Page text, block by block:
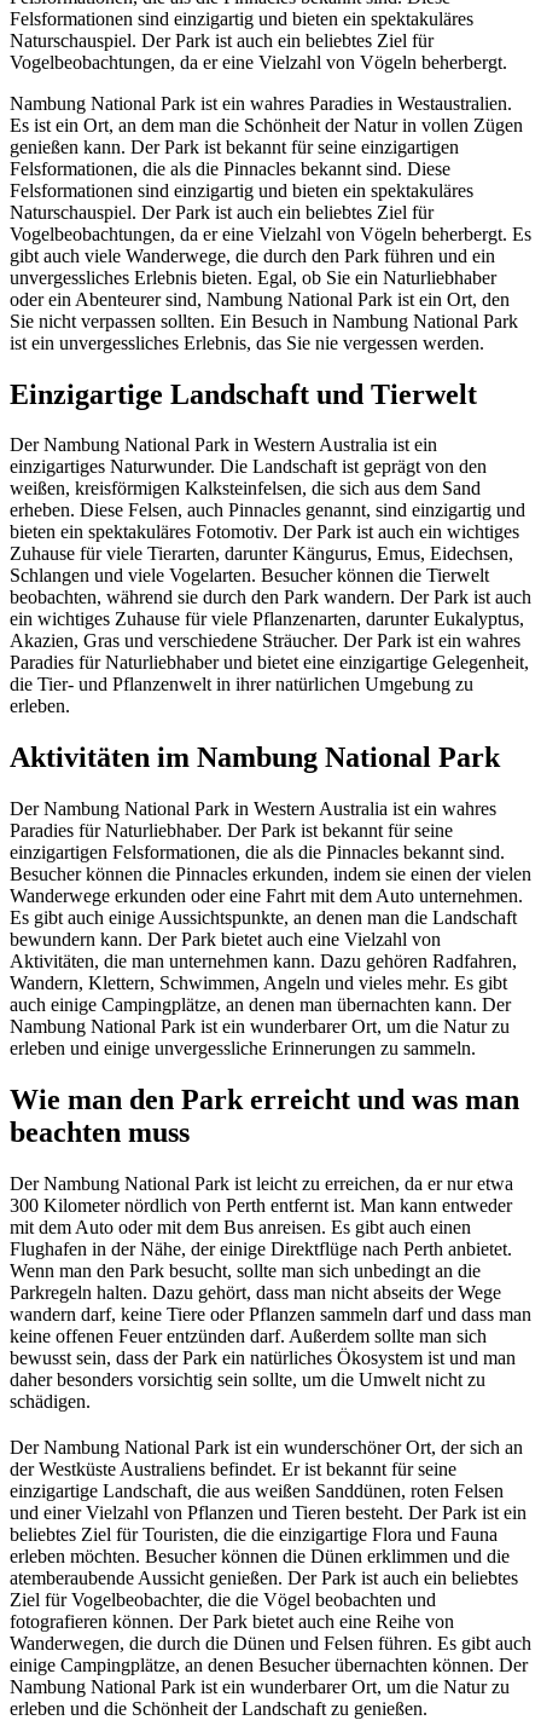
Felsformationen sind einzigartig und bieten ein spektakuläres
Naturschauspiel. Der Park ist auch ein beliebtes Ziel für
Vogelbeobachtungen, da er eine Vielzahl von Vögeln beherbergt.
Nambung National Park ist ein wahres Paradies in Westaustralien.
Es ist ein Ort, an dem man die Schönheit der Natur in vollen Zügen
genießen kann. Der Park ist bekannt für seine einzigartigen
Felsformationen, die als die Pinnacles bekannt sind. Diese
Felsformationen sind einzigartig und bieten ein spektakuläres
Naturschauspiel. Der Park ist auch ein beliebtes Ziel für
Vogelbeobachtungen, da er eine Vielzahl von Vögeln beherbergt. Es
gibt auch viele Wanderwege, die durch den Park führen und ein
unvergessliches Erlebnis bieten. Egal, ob Sie ein Naturliebhaber
oder ein Abenteurer sind, Nambung National Park ist ein Ort, den
Sie nicht verpassen sollten. Ein Besuch in Nambung National Park
ist ein unvergessliches Erlebnis, das Sie nie vergessen werden.
Einzigartige Landschaft und Tierwelt
Der Nambung National Park in Western Australia ist ein
einzigartiges Naturwunder. Die Landschaft ist geprägt von den
weißen, kreisförmigen Kalksteinfelsen, die sich aus dem Sand
erheben. Diese Felsen, auch Pinnacles genannt, sind einzigartig und
bieten ein spektakuläres Fotomotiv. Der Park ist auch ein wichtiges
Zuhause für viele Tierarten, darunter Kängurus, Emus, Eidechsen,
Schlangen und viele Vogelarten. Besucher können die Tierwelt
beobachten, während sie durch den Park wandern. Der Park ist auch
ein wichtiges Zuhause für viele Pflanzenarten, darunter Eukalyptus,
Akazien, Gras und verschiedene Sträucher. Der Park ist ein wahres
Paradies für Naturliebhaber und bietet eine einzigartige Gelegenheit,
die Tier- und Pflanzenwelt in ihrer natürlichen Umgebung zu
erleben.
Aktivitäten im Nambung National Park
Der Nambung National Park in Western Australia ist ein wahres
Paradies für Naturliebhaber. Der Park ist bekannt für seine
einzigartigen Felsformationen, die als die Pinnacles bekannt sind.
Besucher können die Pinnacles erkunden, indem sie einen der vielen
Wanderwege erkunden oder eine Fahrt mit dem Auto unternehmen.
Es gibt auch einige Aussichtspunkte, an denen man die Landschaft
bewundern kann. Der Park bietet auch eine Vielzahl von
Aktivitäten, die man unternehmen kann. Dazu gehören Radfahren,
Wandern, Klettern, Schwimmen, Angeln und vieles mehr. Es gibt
auch einige Campingplätze, an denen man übernachten kann. Der
Nambung National Park ist ein wunderbarer Ort, um die Natur zu
erleben und einige unvergessliche Erinnerungen zu sammeln.
Wie man den Park erreicht und was man
beachten muss
Der Nambung National Park ist leicht zu erreichen, da er nur etwa
300 Kilometer nördlich von Perth entfernt ist. Man kann entweder
mit dem Auto oder mit dem Bus anreisen. Es gibt auch einen
Flughafen in der Nähe, der einige Direktflüge nach Perth anbietet.
Wenn man den Park besucht, sollte man sich unbedingt an die
Parkregeln halten. Dazu gehört, dass man nicht abseits der Wege
wandern darf, keine Tiere oder Pflanzen sammeln darf und dass man
keine offenen Feuer entzünden darf. Außerdem sollte man sich
bewusst sein, dass der Park ein natürliches Ökosystem ist und man
daher besonders vorsichtig sein sollte, um die Umwelt nicht zu
schädigen.
Der Nambung National Park ist ein wunderschöner Ort, der sich an
der Westküste Australiens befindet. Er ist bekannt für seine
einzigartige Landschaft, die aus weißen Sanddünen, roten Felsen
und einer Vielzahl von Pflanzen und Tieren besteht. Der Park ist ein
beliebtes Ziel für Touristen, die die einzigartige Flora und Fauna
erleben möchten. Besucher können die Dünen erklimmen und die
atemberaubende Aussicht genießen. Der Park ist auch ein beliebtes
Ziel für Vogelbeobachter, die die Vögel beobachten und
fotografieren können. Der Park bietet auch eine Reihe von
Wanderwegen, die durch die Dünen und Felsen führen. Es gibt auch
einige Campingplätze, an denen Besucher übernachten können. Der
Nambung National Park ist ein wunderbarer Ort, um die Natur zu
erleben und die Schönheit der Landschaft zu genießen.